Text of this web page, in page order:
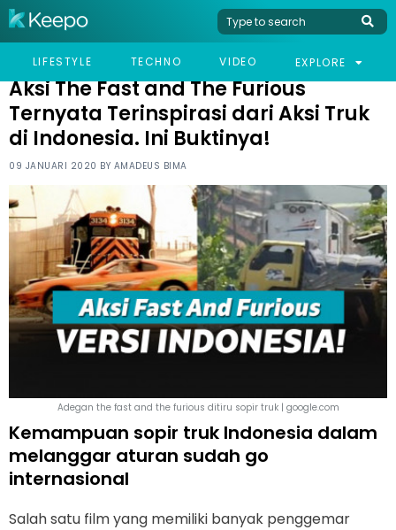
LIFESTYLE TECHNO VIDEO EXPLORE
HOME HUMOR
AKSI THE FAST AND THE FURIOUS TERNYATA TERINSPIRASI DARI
Aksi The Fast and The Furious
Ternyata Terinspirasi dari Aksi Truk
di Indonesia. Ini Buktinya!
09 JANUARI 2020 BY AMADEUS BIMA
Adegan the fast and the furious ditiru sopir truk | google.com
Kemampuan sopir truk Indonesia dalam
melanggar aturan sudah go
internasional
Salah satu film yang memiliki banyak penggemar